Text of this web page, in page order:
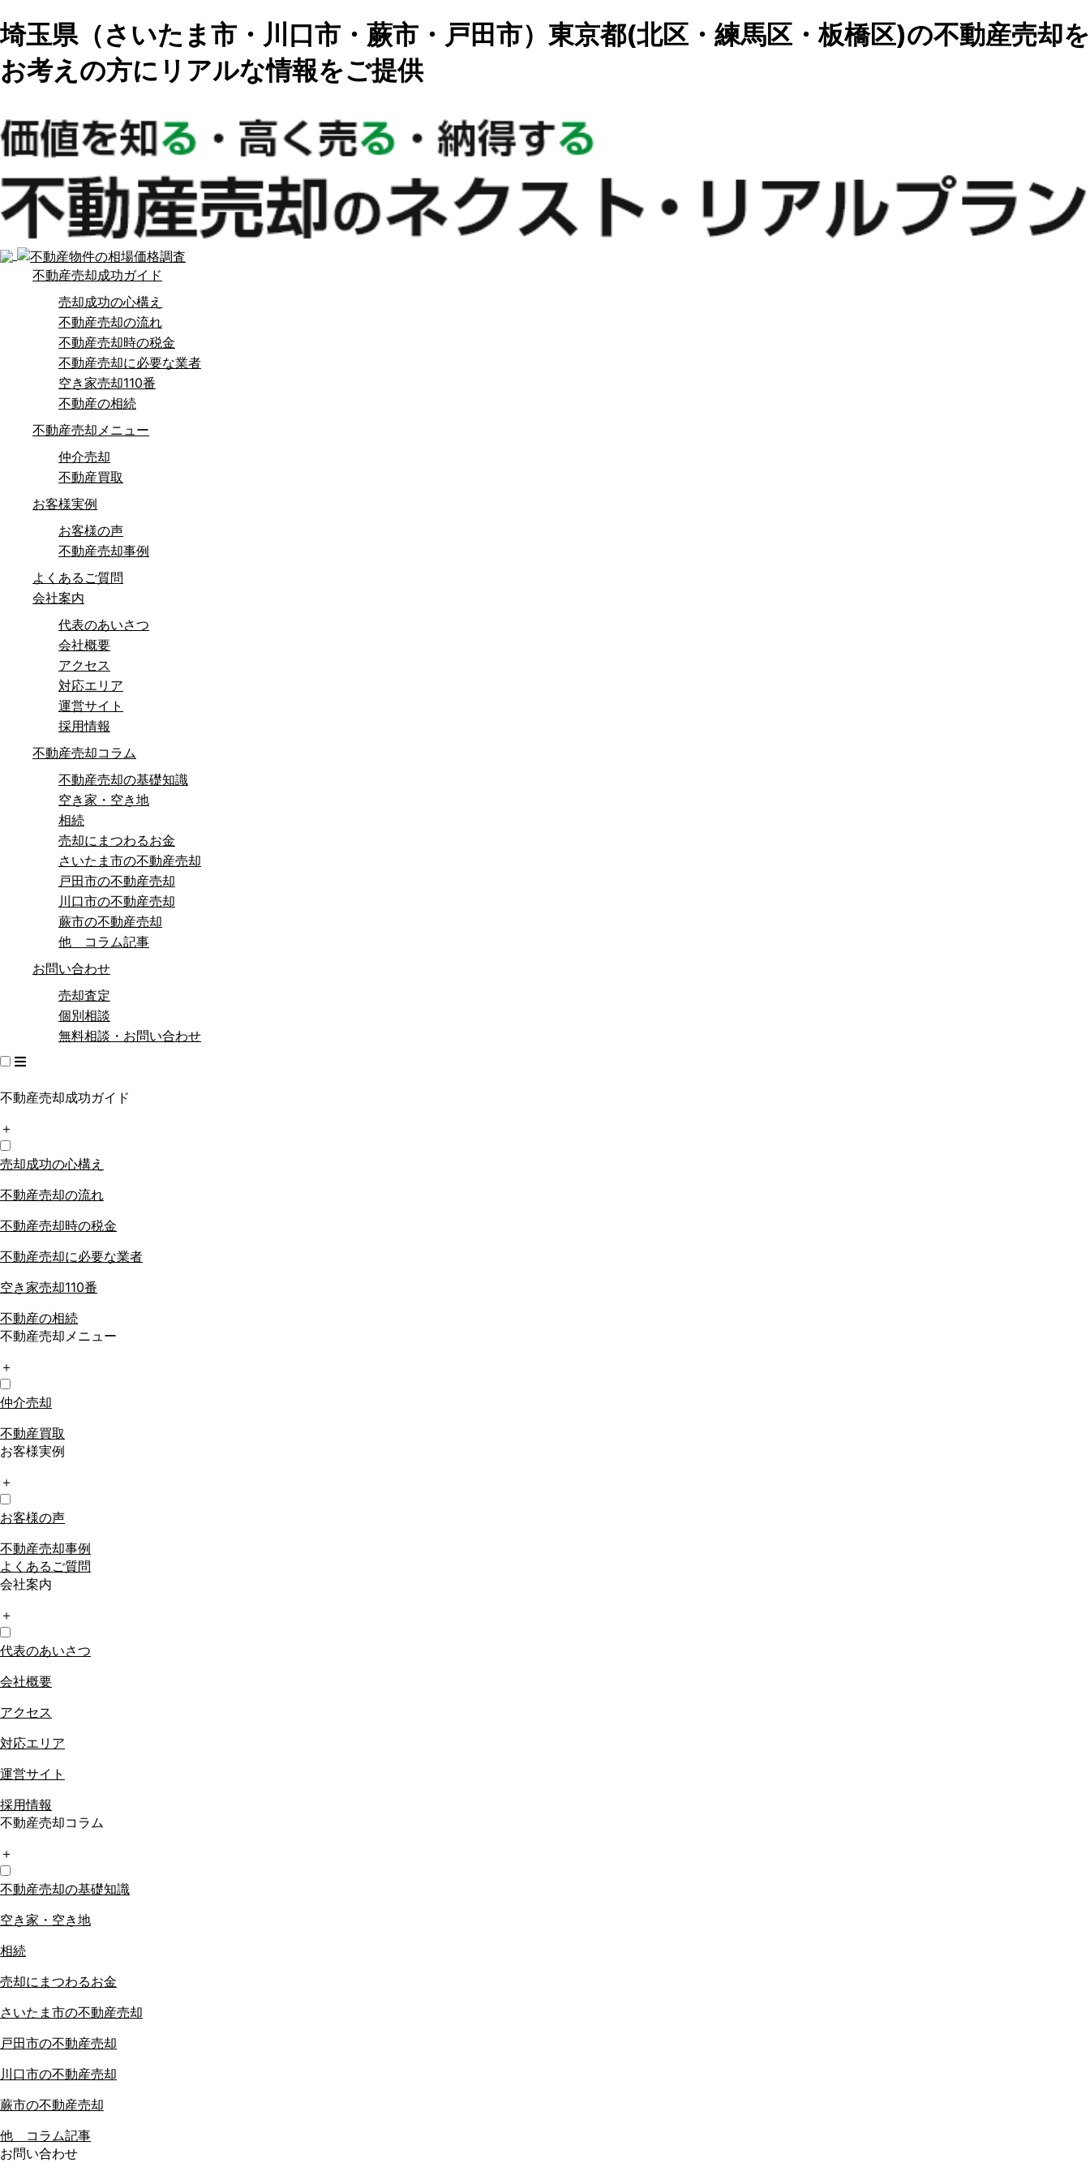
埼玉県（さいたま市・川口市・蕨市・戸田市）東京都(北区・練馬区・板橋区)の不動産売却を
お考えの方にリアルな情報をご提供
不動産売却成功ガイド
売却成功の心構え
不動産売却の流れ
不動産売却時の税金
不動産売却に必要な業者
空き家売却110番
不動産の相続
不動産売却メニュー
仲介売却
不動産買取
お客様実例
お客様の声
不動産売却事例
よくあるご質問
会社案内
代表のあいさつ
会社概要
アクセス
対応エリア
運営サイト
採用情報
不動産売却コラム
不動産売却の基礎知識
空き家・空き地
相続
売却にまつわるお金
さいたま市の不動産売却
戸田市の不動産売却
川口市の不動産売却
蕨市の不動産売却
他 コラム記事
お問い合わせ
売却査定
個別相談
無料相談・お問い合わせ
不動産売却成功ガイド
＋
売却成功の心構え
不動産売却の流れ
不動産売却時の税金
不動産売却に必要な業者
空き家売却110番
不動産の相続
不動産売却メニュー
＋
仲介売却
不動産買取
お客様実例
＋
お客様の声
不動産売却事例
よくあるご質問
会社案内
＋
代表のあいさつ
会社概要
アクセス
対応エリア
運営サイト
採用情報
不動産売却コラム
＋
不動産売却の基礎知識
空き家・空き地
相続
売却にまつわるお金
さいたま市の不動産売却
戸田市の不動産売却
川口市の不動産売却
蕨市の不動産売却
他 コラム記事
お問い合わせ